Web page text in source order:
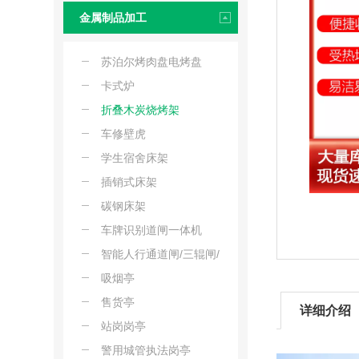
金属制品加工
苏泊尔烤肉盘电烤盘
卡式炉
折叠木炭烧烤架
车修壁虎
学生宿舍床架
插销式床架
碳钢床架
车牌识别道闸一体机
智能人行通道闸/三辊闸/
摆闸/翼闸
吸烟亭
售货亭
站岗岗亭
警用城管执法岗亭
详细介绍